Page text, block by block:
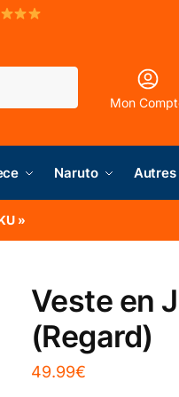
Mon
Naruto Autres
»
Veste en
(Regard)
49.99€